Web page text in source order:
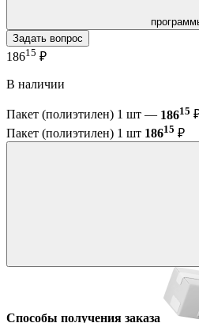
Задать вопрос
18615 ₽
В наличии
Пакет (полиэтилен) 1 шт — 18615
Пакет (полиэтилен) 1 шт 18615 ₽
Способы получения заказа